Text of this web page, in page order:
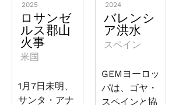
2025
ロサンゼ
ルス郡山
火事
米国
1月7日未明、
サンタ・アナ
2024
バレンシ
ア洪水
スペイン
GEMヨーロッ
パは、ゴヤ・
スペインと協